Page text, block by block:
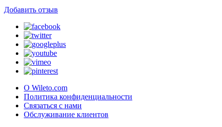
Добавить отзыв
О Wileto.com
Политика конфиденциальности
Связаться с нами
Обслуживание клиентов